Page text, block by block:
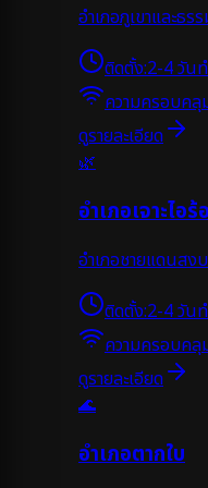
อำเภอภูเขาและธ
ติดตั้ง:2-4 วัน
ความครอบคลุ
ดูรายละเอียด
🌿
อำเภอเจาะไอร้
อำเภอชายแดนส
ติดตั้ง:2-4 วัน
ความครอบคลุ
ดูรายละเอียด
🌊
อำเภอตากใบ